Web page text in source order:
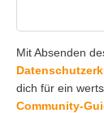
Mit Absenden
dich für ein
Community-